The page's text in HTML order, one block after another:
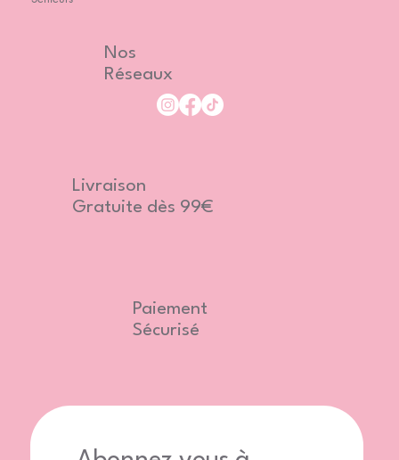
Nos
Réseaux
Livraison
Gratuite dès 99€
Paiement
Sécurisé